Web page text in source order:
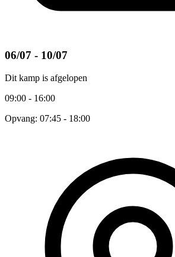
06/07 - 10/07
Dit kamp is afgelopen
09:00 - 16:00
Opvang: 07:45 - 18:00